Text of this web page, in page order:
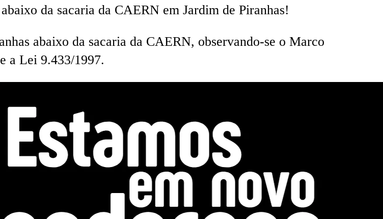
da sacaria da CAERN em Jardim de Piranhas!
abaixo da sacaria da CAERN, observando-se o Marco
a Lei 9.433/1997.